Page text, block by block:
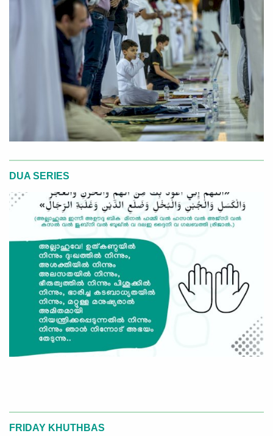
DUA SERIES
FRIDAY KHUTHBAS